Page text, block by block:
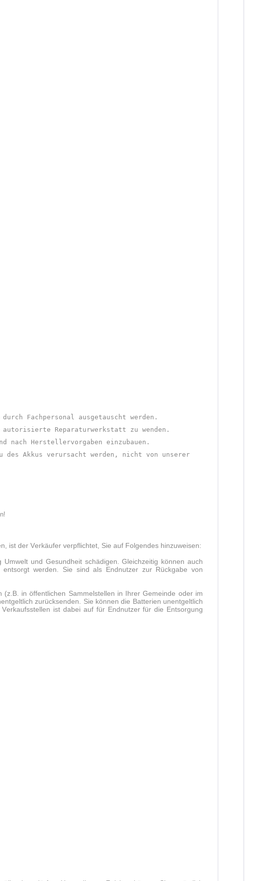
Fachpersonal ausgetauscht werden.
Reparaturwerkstatt zu wenden.
nach Herstellervorgaben einzubauen.
des Akkus verursacht werden, nicht von unserer
ist der Verkäufer verpflichtet, Sie auf Folgendes hinzuweisen:
und Gesundheit schädigen. Gleichzeitig können auch
werden. Sie sind als Endnutzer zur Rückgabe von
in öffentlichen Sammelstellen in Ihrer Gemeinde oder im
zurücksenden. Sie können die Batterien unentgeltlich
ist dabei auf für Endnutzer für die Entsorgung